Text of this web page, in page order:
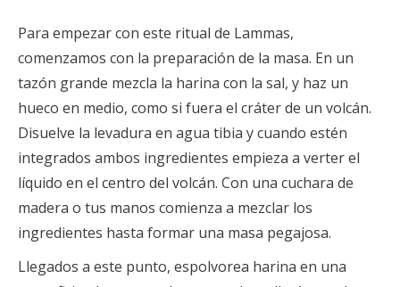
Para empezar con este ritual de Lammas,
comenzamos con la preparación de la masa. En un
tazón grande mezcla la harina con la sal, y haz un
hueco en medio, como si fuera el cráter de un volcán.
Disuelve la levadura en agua tibia y cuando estén
integrados ambos ingredientes empieza a verter el
líquido en el centro del volcán. Con una cuchara de
madera o tus manos comienza a mezclar los
ingredientes hasta formar una masa pegajosa.
Llegados a este punto, espolvorea harina en una